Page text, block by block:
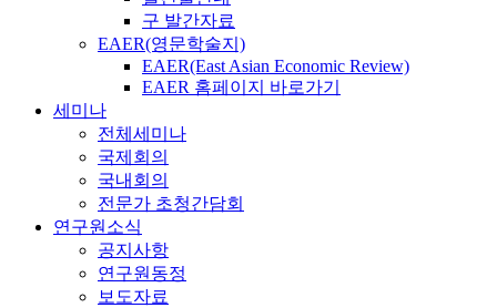
구 발간자료
EAER(영문학술지)
EAER(East Asian Economic Review)
EAER 홈페이지 바로가기
세미나
전체세미나
국제회의
국내회의
전문가 초청간담회
연구원소식
공지사항
연구원동정
보도자료